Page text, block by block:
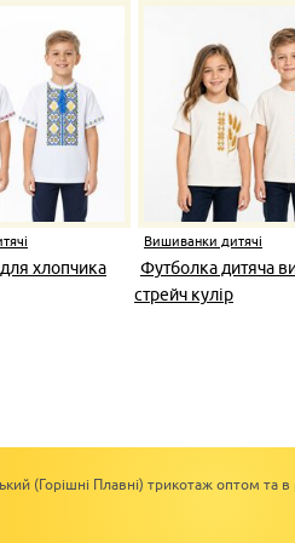
хлопчика
Вишиванки дитячі
Футболка дитяча
стрейч кулір
(Горішні Плавні) трикотаж оптом та в